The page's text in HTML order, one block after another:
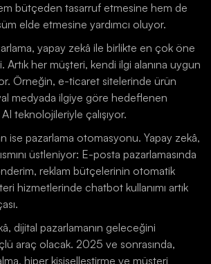
bütçeden tasarruf etmesine hem de
elde etmesine yardımcı oluyor.
yapay zekâ ile birlikte en çok öne
Artık her müşteri, kendi ilgi alanına uygun
Örneğin, e-ticaret sitelerinde ürün
medyada ilgiye göre hedeflenen
teknolojileriyle çalışıyor.
ise pazarlama otomasyonu. Yapay zekâ,
üstleniyor: E-posta pazarlamasında
reklam bütçelerinin otomatik
hizmetlerinde chatbot kullanımı artık
dijital pazarlamanın geleceğini
araç olacak. 2025 ve sonrasında,
hiper kişiselleştirme ve müşteri